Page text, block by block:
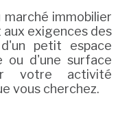
immobilier
aux exigences des
petit espace
ou d'une surface
votre activité
vous cherchez.